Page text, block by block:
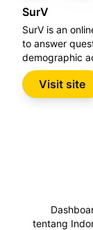
SurV
SurV is an
to answer
demographic
Visit site
tentang